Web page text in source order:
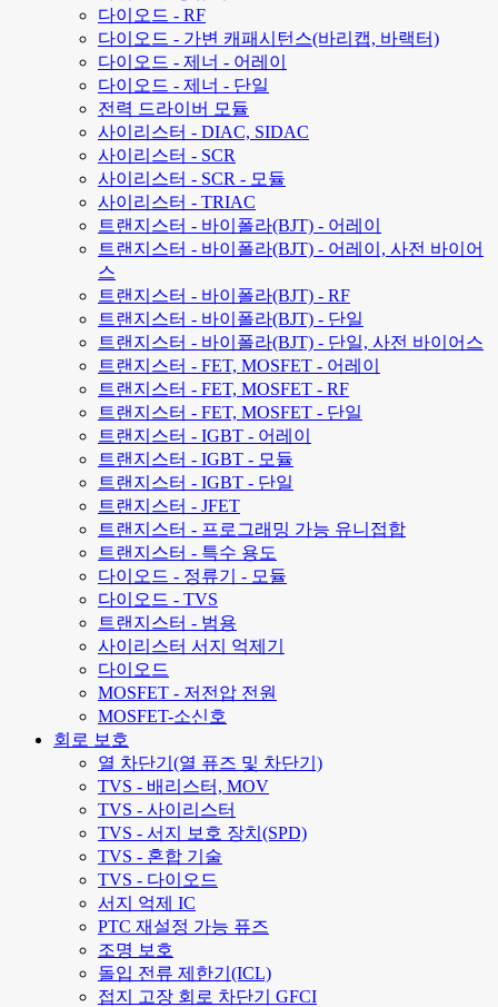
다이오드 - RF
다이오드 - 가변 캐패시턴스(바리캡, 바랙터)
다이오드 - 제너 - 어레이
다이오드 - 제너 - 단일
전력 드라이버 모듈
사이리스터 - DIAC, SIDAC
사이리스터 - SCR
사이리스터 - SCR - 모듈
사이리스터 - TRIAC
트랜지스터 - 바이폴라(BJT) - 어레이
트랜지스터 - 바이폴라(BJT) - 어레이, 사전 바이어
스
트랜지스터 - 바이폴라(BJT) - RF
트랜지스터 - 바이폴라(BJT) - 단일
트랜지스터 - 바이폴라(BJT) - 단일, 사전 바이어스
트랜지스터 - FET, MOSFET - 어레이
트랜지스터 - FET, MOSFET - RF
트랜지스터 - FET, MOSFET - 단일
트랜지스터 - IGBT - 어레이
트랜지스터 - IGBT - 모듈
트랜지스터 - IGBT - 단일
트랜지스터 - JFET
트랜지스터 - 프로그래밍 가능 유니접합
트랜지스터 - 특수 용도
다이오드 - 정류기 - 모듈
다이오드 - TVS
트랜지스터 - 범용
사이리스터 서지 억제기
다이오드
MOSFET - 저전압 전원
MOSFET-소신호
회로 보호
열 차단기(열 퓨즈 및 차단기)
TVS - 배리스터, MOV
TVS - 사이리스터
TVS - 서지 보호 장치(SPD)
TVS - 혼합 기술
TVS - 다이오드
서지 억제 IC
PTC 재설정 가능 퓨즈
조명 보호
돌입 전류 제한기(ICL)
접지 고장 회로 차단기 GFCI